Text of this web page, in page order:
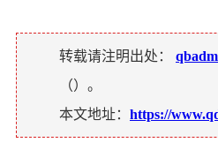
转载请注明出处：
（）。
本文地址： https://